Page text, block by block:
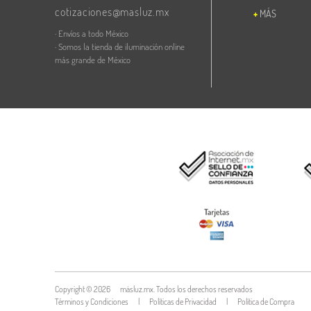
cotizaciones@masluz.mx
· Envíos a todo México
· Somos la tienda de iluminación online
más grande de México
MÁS
Copyright © 2026
másluz.mx. Todos los derechos reservados
Términos y Condiciones
| Políticas de Privacidad | Política de Compra